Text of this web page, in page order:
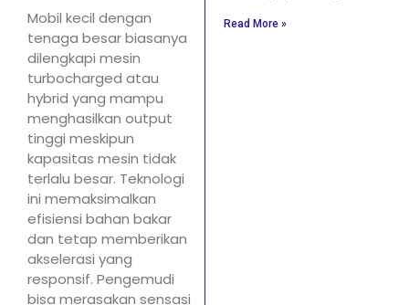
Mobil kecil dengan
tenaga besar biasanya
dilengkapi mesin
turbocharged atau
hybrid yang mampu
menghasilkan output
tinggi meskipun
kapasitas mesin tidak
terlalu besar. Teknologi
ini memaksimalkan
efisiensi bahan bakar
dan tetap memberikan
akselerasi yang
responsif. Pengemudi
bisa merasakan sensasi
Read More »